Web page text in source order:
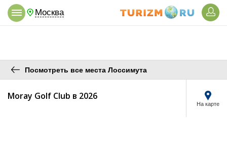
Москва
Посмотреть все места Лоссимута
Moray Golf Club в 2026
На карте